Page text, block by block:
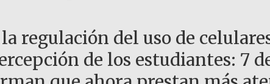
regulación del uso de
de los estudiantes: 7